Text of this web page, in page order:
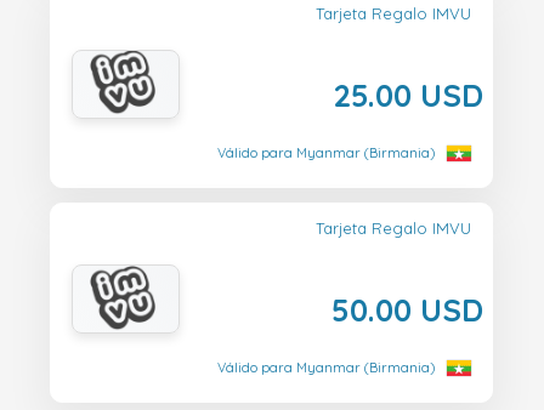
Tarjeta Regalo IMVU
25.00 USD
Válido para Myanmar (Birmania)
Tarjeta Regalo IMVU
50.00 USD
Válido para Myanmar (Birmania)